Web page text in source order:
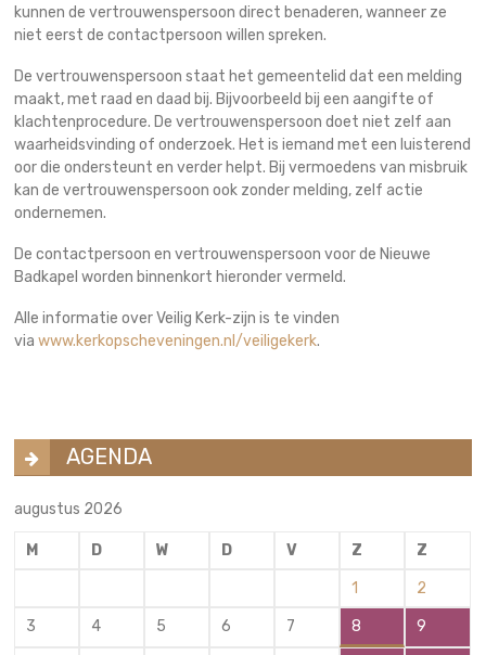
kunnen de vertrouwenspersoon direct benaderen, wanneer ze
niet eerst de contactpersoon willen spreken.
De vertrouwenspersoon staat het gemeentelid dat een melding
maakt, met raad en daad bij. Bijvoorbeeld bij een aangifte of
klachtenprocedure. De vertrouwenspersoon doet niet zelf aan
waarheidsvinding of onderzoek. Het is iemand met een luisterend
oor die ondersteunt en verder helpt. Bij vermoedens van misbruik
kan de vertrouwenspersoon ook zonder melding, zelf actie
ondernemen.
De contactpersoon en vertrouwenspersoon voor de Nieuwe
Badkapel worden binnenkort hieronder vermeld.
Alle informatie over Veilig Kerk-zijn is te vinden
viawww.kerkopscheveningen.nl/veiligekerk.
AGENDA
augustus 2026
M D W D V Z Z
1 2
3 4 5 6 7 8 9